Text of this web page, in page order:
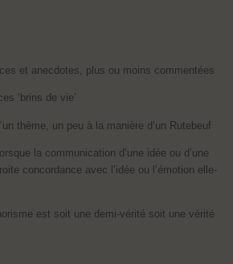
et anecdotes, plus ou moins commentées
‘brins de vie’
thème, un peu à la manière d’un Rutebeuf
la communication d’une idée ou d’une
concordance avec l’idée ou l’émotion elle-
est soit une demi-vérité soit une vérité